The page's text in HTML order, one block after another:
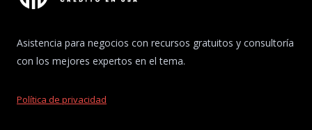
Asistencia para negocios con recursos gratuitos y consultoría
con los mejores expertos en el tema.
Política de privacidad